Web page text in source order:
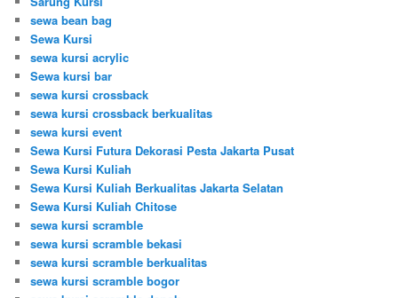
sewa bean bag
Sewa Kursi
sewa kursi acrylic
Sewa kursi bar
sewa kursi crossback
sewa kursi crossback berkualitas
sewa kursi event
Sewa Kursi Futura Dekorasi Pesta Jakarta Pusat
Sewa Kursi Kuliah
Sewa Kursi Kuliah Berkualitas Jakarta Selatan
Sewa Kursi Kuliah Chitose
sewa kursi scramble
sewa kursi scramble bekasi
sewa kursi scramble berkualitas
sewa kursi scramble bogor